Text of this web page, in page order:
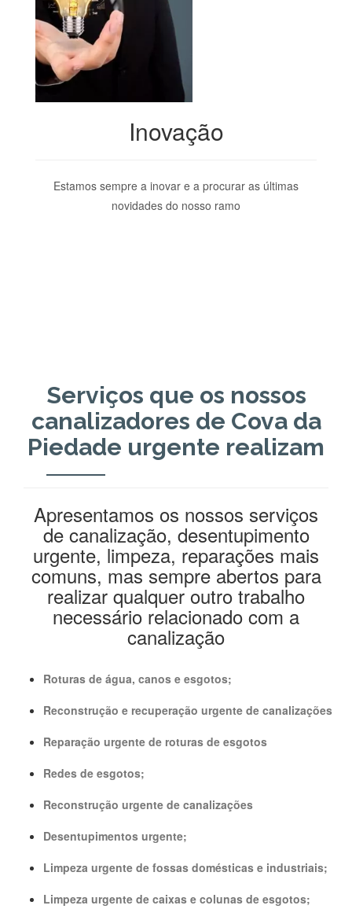
Inovação
Estamos sempre a inovar e a procurar as últimas
novidades do nosso ramo
Serviços que os nossos
canalizadores de Cova da
Piedade urgente realizam
Apresentamos os nossos serviços
de canalização, desentupimento
urgente, limpeza, reparações mais
comuns, mas sempre abertos para
realizar qualquer outro trabalho
necessário relacionado com a
canalização
Roturas de água, canos e esgotos;
Reconstrução e recuperação urgente de canalizações
Reparação urgente de roturas de esgotos
Redes de esgotos;
Reconstrução urgente de canalizações
Desentupimentos urgente;
Limpeza urgente de fossas domésticas e industriais;
Limpeza urgente de caixas e colunas de esgotos;